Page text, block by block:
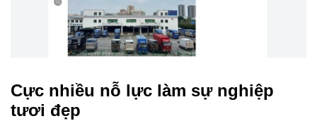
Cực nhiều nỗ lực làm sự nghiệp
tươi đẹp